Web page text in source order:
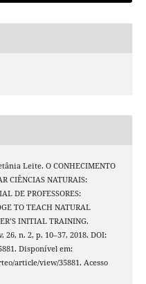
Leite. O CONHECIMENTO
CIÊNCIAS NATURAIS:
DE PROFESSORES:
TO TEACH NATURAL
INITIAL TRAINING.
26, n. 2, p. 10–37, 2018. DOI:
Disponível em:
article/view/35881. Acesso